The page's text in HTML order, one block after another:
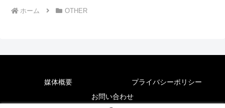
ホーム OTHER
媒体概要
プライバシーポリシー
お問い合わせ